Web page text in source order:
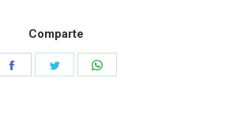
Comparte
Share